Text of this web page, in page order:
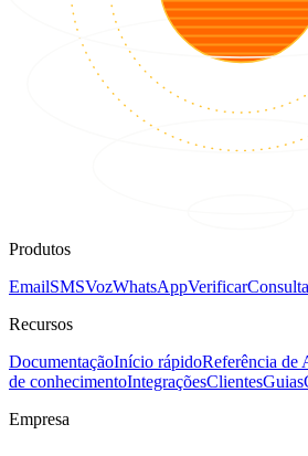
Produtos
EmailSMSVozWhatsAppVerificarConsulta
Recursos
DocumentaçãoInício rápidoReferência de
de conhecimentoIntegraçõesClientesGuias
Empresa